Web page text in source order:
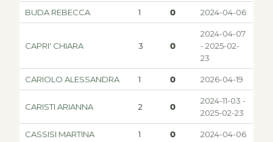
BUDA REBECCA 1 0 2024-04-06
CAPRI' CHIARA 3 0
2024-04-07
- 2025-02-
23
CARIOLO ALESSANDRA 1 0 2026-04-19
CARISTI ARIANNA 2 0
2024-11-03 -
2025-02-23
CASSISI MARTINA 1 0 2024-04-06